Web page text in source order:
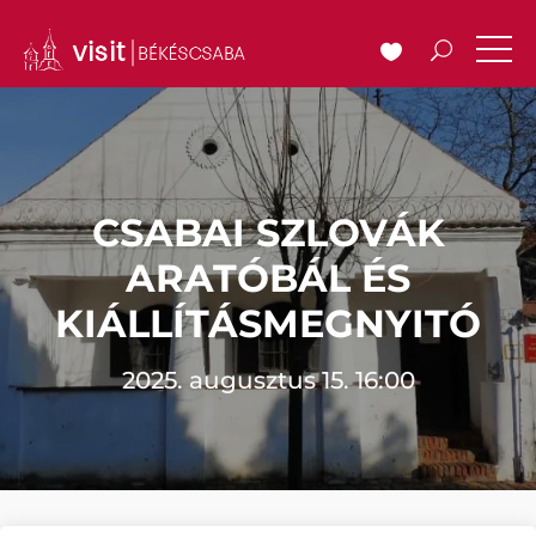
CSABAI SZLOVÁK
ARATÓBÁL ÉS
KIÁLLÍTÁSMEGNYITÓ
2025. augusztus 15. 16:00